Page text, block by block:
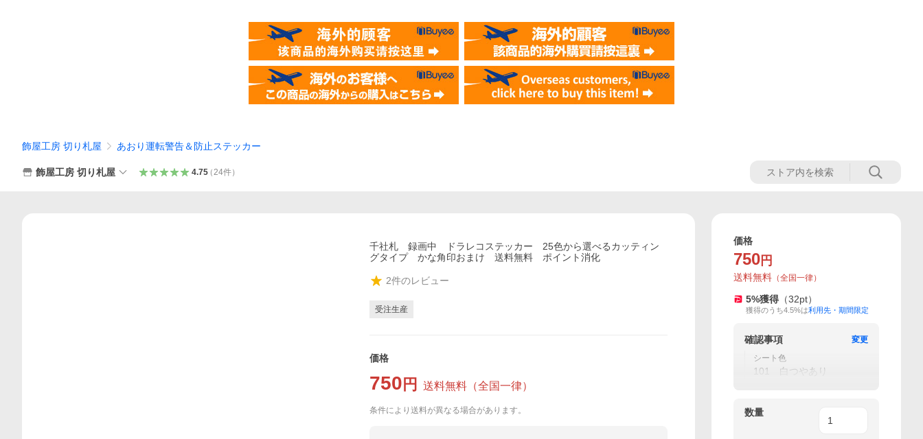
飾屋工房 切り札屋 あおり運転警告＆防止ステッカー
飾屋工房 切り札屋 4.75（24件）
千社札 録画中 ドラレコステッカー 25色から選べるカッティン
グタイプ かな角印おまけ 送料無料 ポイント消化
2件のレビュー
受注生産
価格
750 円 送料無料 （全国一律）
条件により送料が異なる場合があります。
価格
750 円
送料無料 （全国一律）
5%獲得 （32pt）
獲得のうち4.5%は利用先・期間限定
確認事項
変更
シート色
101 白つやあり
数量